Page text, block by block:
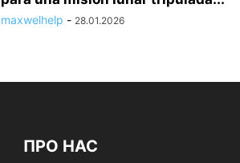
maxwelhelp - 28.01.2026
ПРО НАС